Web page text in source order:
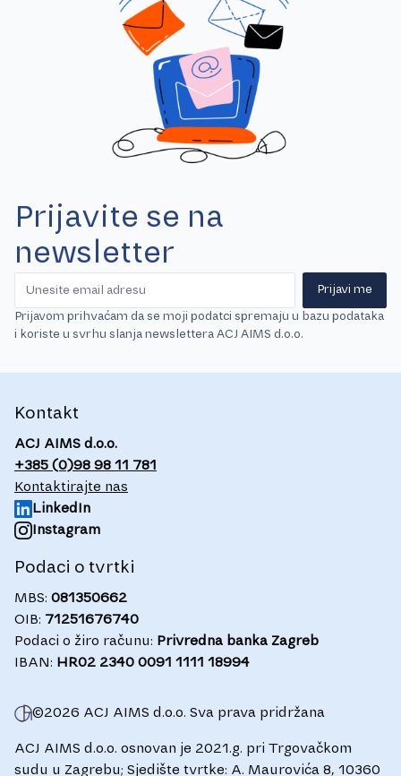
Prijavite se na
newsletter
Prijavi me
Prijavom prihvaćam da se moji podatci spremaju u bazu podataka
i koriste u svrhu slanja newslettera ACJ AIMS d.o.o.
Kontakt
ACJ AIMS d.o.o.
+385 (0)98 98 11 781
Kontaktirajte nas
LinkedIn
Instagram
Podaci o tvrtki
MBS: 081350662
OIB: 71251676740
Podaci o žiro računu: Privredna banka Zagreb
IBAN: HR02 2340 0091 1111 18994
©2026 ACJ AIMS d.o.o. Sva prava pridržana
ACJ AIMS d.o.o. osnovan je 2021.g. pri Trgovačkom
sudu u Zagrebu; Sjedište tvrtke: A. Maurovića 8, 10360